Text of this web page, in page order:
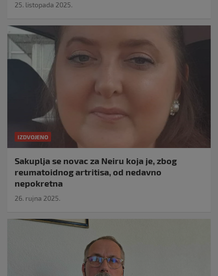
25. listopada 2025.
IZDVOJENO
Sakuplja se novac za Neiru koja je, zbog
reumatoidnog artritisa, od nedavno
nepokretna
26. rujna 2025.